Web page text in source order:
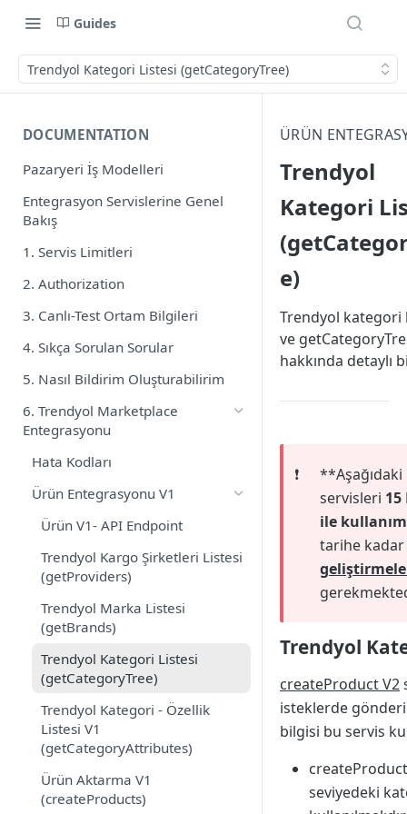
Guides
Trendyol Kategori Listesi (getCategoryTree)
DOCUMENTATION
Pazaryeri İş Modelleri
Entegrasyon Servislerine Genel
Bakış
1. Servis Limitleri
2. Authorization
3. Canlı-Test Ortam Bilgileri
4. Sıkça Sorulan Sorular
5. Nasıl Bildirim Oluşturabilirim
6. Trendyol Marketplace
Entegrasyonu
Hata Kodları
Ürün Entegrasyonu V1
Ürün V1- API Endpoint
Trendyol Kargo Şirketleri Listesi
(getProviders)
Trendyol Marka Listesi
(getBrands)
Trendyol Kategori Listesi
(getCategoryTree)
Trendyol Kategori - Özellik
Listesi V1
(getCategoryAttributes)
Ürün Aktarma V1
(createProducts)
ÜRÜN
Trendyol
Kategori
e)
Trendyol kategori
ve
hakkında detaylı
❗️
servisleri
ile kullanım
tarihe kadar
Trendyol
createProduct V2
isteklerde
bilgisi bu servis
seviyedeki